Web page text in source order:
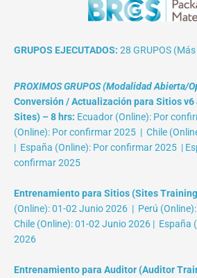
GRUPOS EJECUTADOS: 28 GRUPOS
PROXIMOS GRUPOS (Modalidad Abierta/
Conversión / Actualización para Sitios v6
Sites) – 8 hrs: Ecuador (Online): Por
(Online): Por confirmar 2025 | Chile
| España (Online): Por confirmar 2025 |
confirmar 2025
Entrenamiento para Sitios (Sites
(Online): 01-02 Junio 2026 | Perú
Chile (Online): 01-02 Junio 2026 | España
2026
Entrenamiento para Auditor (Auditor